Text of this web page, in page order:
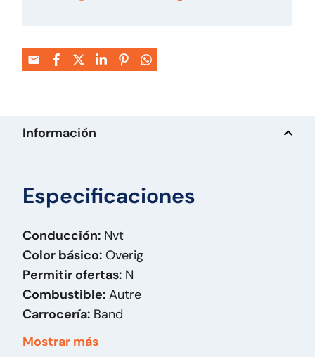
Información
Especificaciones
Conducción: Nvt
Color básico: Overig
Permitir ofertas: N
Combustible: Autre
Carrocería: Band
Masa (kg):
75
Mostrar más